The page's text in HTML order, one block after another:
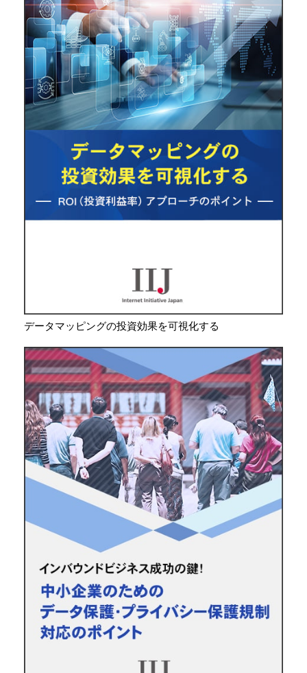
データマッピングの投資効果を可視化する